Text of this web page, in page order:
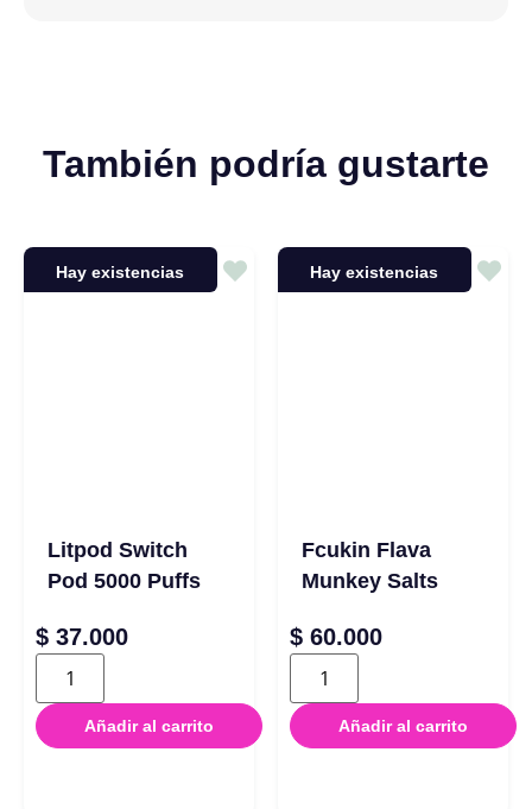
También podría gustarte
Hay existencias
Litpod Switch
Pod 5000 Puffs
$ 37.000
Añadir al carrito
Hay existencias
Fcukin Flava
Munkey Salts
$ 60.000
Añadir al carrito